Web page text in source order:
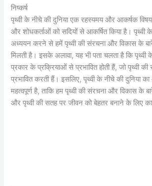
निष्कर्ष
पृथ्वी के नीचे की दुनिया एक रहस्यमय और आकर्षक विषय
और शोधकर्ताओं को सदियों से आकर्षित किया है। पृथ्वी
अध्ययन करने से हमें पृथ्वी की संरचना और विकास के
मिलती है। इसके अलावा, यह भी पता चलता है कि पृथ्वी
प्रकार के प्रक्रियाओं से प्रभावित होती हैं, जो पृथ्वी
प्रभावित करती हैं। इसलिए, पृथ्वी के नीचे की दुनिया
महत्वपूर्ण है, ताकि हम पृथ्वी की संरचना और विकास के
और पृथ्वी की सतह पर जीवन को बेहतर बनाने के लिए